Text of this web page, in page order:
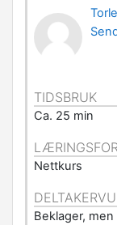
TIDSBRUK
Ca. 25 min
Nettkurs
Beklager,